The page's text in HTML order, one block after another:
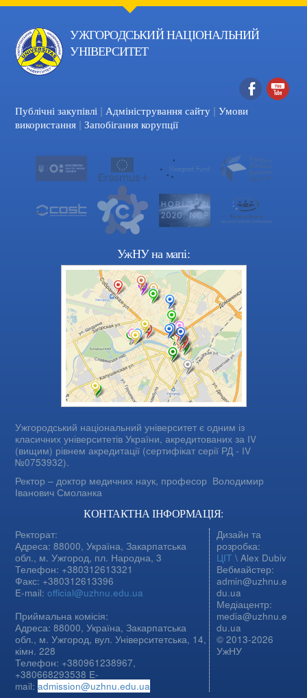
УЖГОРОДСЬКИЙ НАЦІОНАЛЬНИЙ
УНІВЕРСИТЕТ
Facebook
Публічні закупівлі | Адміністрування сайту | Умови
використання | Запобігання корупції
УжНУ на мапі:
Ужгородський національний університет є одним із
класичних університетів України, акредитованих за IV
(вищим) рівнем акредитації (сертифікат серії РД - IV
№0753932).
Ректор – доктор медичних наук, професор Володимир
Іванович Смоланка
КОНТАКТНА ІНФОРМАЦІЯ:
Ректорат:
Адреса: 88000, Україна, Закарпатська
обл., м. Ужгород, пл. Народна, 3
Телефон: +380312613321
Факс: +380312613396
E-mail:official@uzhnu.edu.ua
Приймальна комісія:
Адреса: 88000, Україна, Закарпатська
обл., м. Ужгород, вул. Університетська, 14,
кімн. 228
Телефон: +380961238967,
+380668293538 E-
mail:admission@uzhnu.edu.ua
Дизайн та
розробка:
ЦІТ \ Alex Dubiv
Вебмайстер:
admin@uzhnu.e
du.ua
Медіацентр:
media@uzhnu.e
du.ua
© 2013-2026
УжНУ